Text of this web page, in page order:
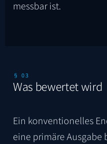
messbar ist.
§ 03
Was bewertet wird
Ein konventionelles
eine primäre Ausgabe